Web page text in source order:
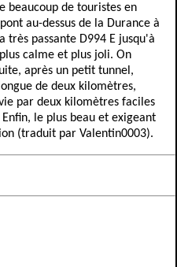
beaucoup de touristes en
au-dessus de la Durance à
très passante D994 E jusqu'à
calme et plus joli. On
après un petit tunnel,
de deux kilomètres,
par deux kilomètres faciles
le plus beau et exigeant
(traduit par Valentin0003).